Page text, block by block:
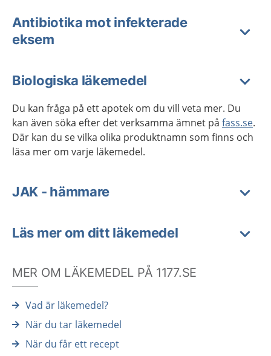
Antibiotika mot infekterade
eksem
Biologiska läkemedel
Du kan fråga på ett apotek om du vill veta mer. Du
kan även söka efter det verksamma ämnet på fass.se.
Där kan du se vilka olika produktnamn som finns och
läsa mer om varje läkemedel.
JAK - hämmare
Läs mer om ditt läkemedel
MER OM LÄKEMEDEL PÅ 1177.SE
Vad är läkemedel?
När du tar läkemedel
När du får ett recept